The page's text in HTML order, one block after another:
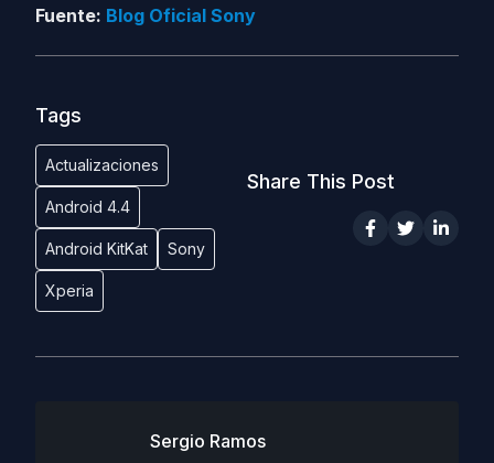
Fuente: Blog Oficial Sony
Tags
Actualizaciones
Android 4.4
Android KitKat Sony
Xperia
Share This Post
Sergio Ramos